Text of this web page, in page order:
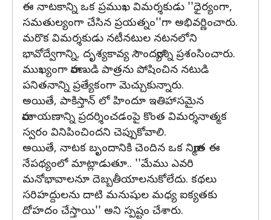
ఈ నాటకాన్ని ఒక ప్రముఖ విమర్శకుడు ''ధైర్యంగా,
సమతుల్యంగా చేసిన ప్రయత్నం''గా అభివర్ణించారు.
మరొక విమర్శకుడు నటీనటుల నటనలోని
భావోద్వేగాన్ని, దృశ్యకావ్య సౌందర్యాన్ని ప్రశంసించారు.
ముఖ్యంగా రావణుడి పాత్రను పోషించిన నటుడి
పనితనాన్ని ప్రత్యేకంగా మెచ్చుకున్నారు.
అయితే, పాకిస్తాన్ లో హిందూ ఇతిహాసమైన
రామాయణాన్ని ప్రదర్శించడంపై కొంత విమర్శనాత్మక
స్వరం వినిపించిందని చెప్పుకోవాలి.
అయితే, నాటక బృందానికి చెందిన ఒక నిర్మాత ఈ
నేపథ్యంలో మాట్లాడుతూ.. ''మేము ఎవరి
మనోభావాలనూ దెబ్బతీయాలనుకోలేదు. కథలు
సరిహద్దులను దాటి మనుషుల మధ్య ఐక్యతకు
దోహదం చేస్తాయి'' అని స్పష్టం చేశారు.